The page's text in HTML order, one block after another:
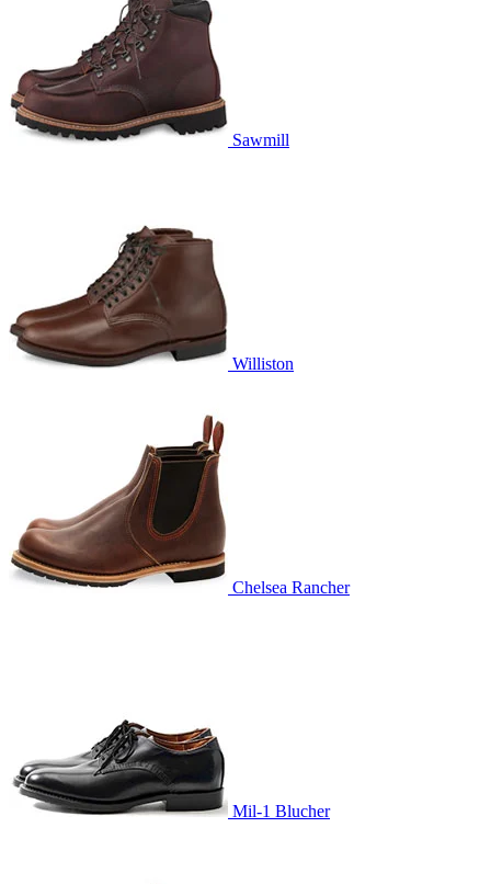
Sawmill
Williston
Chelsea Rancher
Mil-1 Blucher